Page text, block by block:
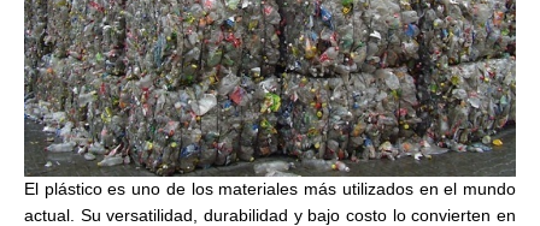
El plástico es uno de los materiales más utilizados en el mundo
actual. Su versatilidad, durabilidad y bajo costo lo convierten en